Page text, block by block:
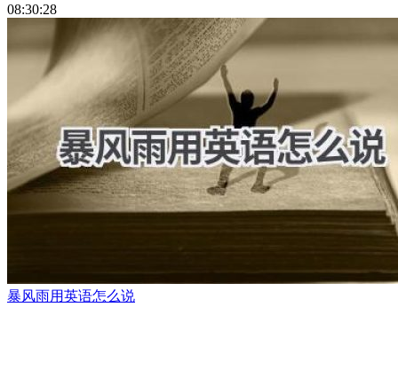
08:30:28
暴风雨用英语怎么说